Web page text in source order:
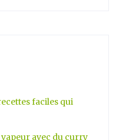
faciles qui
vapeur avec du curry